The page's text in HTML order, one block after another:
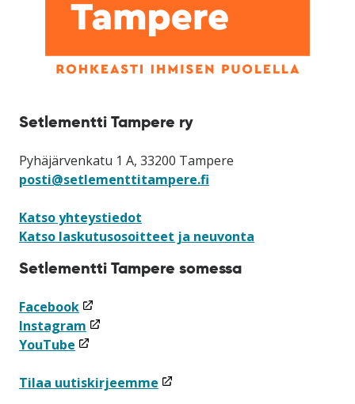
Setlementti Tampere ry
Pyhäjärvenkatu 1 A, 33200 Tampere
posti@setlementtitampere.fi
Katso yhteystiedot
Katso laskutusosoitteet ja neuvonta
Setlementti Tampere somessa
Facebook(linkki
avataan
uuteen
Instagram (linkki
avataan
ikkunaan)
YouTube (linkki
uuteen
Tilaa uutiskirjeemme (linkki